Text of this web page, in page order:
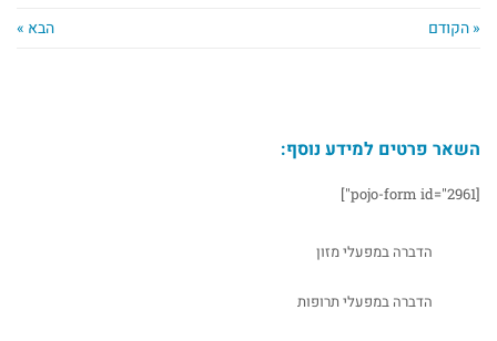
« הקודם הבא »
השאר פרטים למידע נוסף:
[pojo-form id="2961"]
הדברה במפעלי מזון
הדברה במפעלי תרופות